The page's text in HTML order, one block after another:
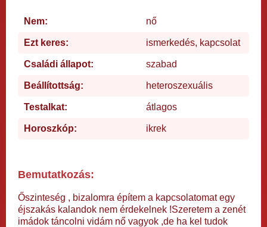
Nem: nő
Ezt keres: ismerkedés, kapcsolat
Családi állapot: szabad
Beállítottság: heteroszexuális
Testalkat: átlagos
Horoszkóp: ikrek
Bemutatkozás:
Őszinteség , bizalomra építem a kapcsolatomat egy
éjszakás kalandok nem érdekelnek !Szeretem a zenét
imádok táncolni vidám nő vagyok ,de ha kel tudok